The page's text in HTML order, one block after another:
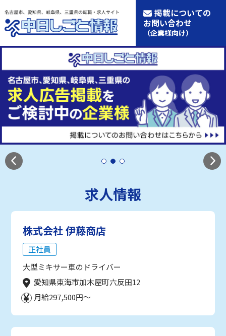
掲載についての
お問い合わせ
（企業様向け）
求人情報
株式会社 伊藤商店
正社員
大型ミキサー車のドライバー
愛知県東海市加木屋町六反田12
月給297,500円～